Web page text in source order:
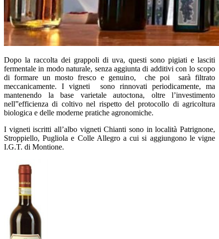
Dopo la raccolta dei grappoli di uva, questi sono pigiati e lasciti
fermentale in modo naturale, senza aggiunta di additivi con lo scopo
di formare un mosto fresco e genuino, che poi sarà filtrato
meccanicamente. I vigneti sono rinnovati periodicamente, ma
mantenendo la base varietale autoctona, oltre l’investimento
nell”efficienza di coltivo nel rispetto del protocollo di agricoltura
biologica e delle moderne pratiche agronomiche.
I vigneti iscritti all’albo vigneti Chianti sono in località Patrignone,
Stroppiello, Pugliola e Colle Allegro a cui si aggiungono le vigne
I.G.T. di Montione.